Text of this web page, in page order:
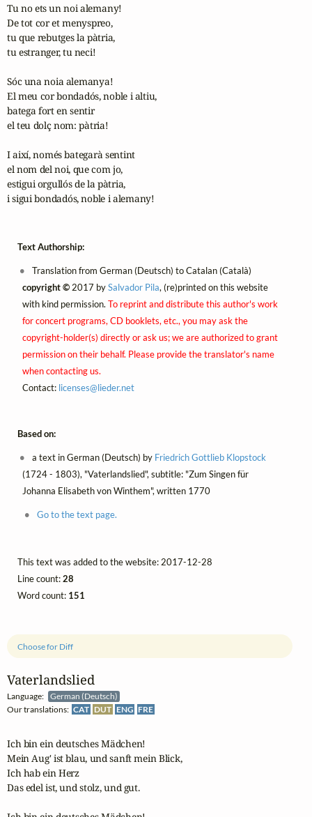
Vaterlandslied
Language:
German (Deutsch)
Our translations: CAT DUT ENG FRE
Choose for Diff
Ich bin ein deutsches Mädchen!
Mein Aug' ist blau, und sanft mein Blick,
Ich hab ein Herz
Das edel ist, und stolz, und gut.
Tu no ets un noi alemany!
De tot cor et menyspreo,
tu que rebutges la pàtria,
tu estranger, tu neci!
Sóc una noia alemanya!
El meu cor bondadós, noble i altiu,
batega fort en sentir
el teu dolç nom: pàtria!
I així, només bategarà sentint
el nom del noi, que com jo,
estigui orgullós de la pàtria,
i sigui bondadós, noble i alemany!
Text Authorship:
Translation from German (Deutsch) to Catalan (Català)
copyright ©2017 bySalvador Pila, (re)printed on this website
with kind permission. To reprint and distribute this author's work
for concert programs, CD booklets, etc., you may ask the
copyright-holder(s) directly or ask us; we are authorized to grant
permission on their behalf. Please provide the translator's name
when contacting us.
Contact: licenses@lieder.net
Based on:
a text in German (Deutsch) by Friedrich Gottlieb Klopstock
(1724 - 1803), "Vaterlandslied", subtitle: "Zum Singen für
Johanna Elisabeth von Winthem", written 1770
Go to the text page.
This text was added to the website: 2017-12-28
Line count:28
Word count: 151